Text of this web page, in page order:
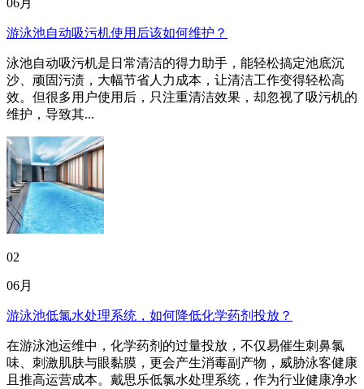
06月
游泳池自动吸污机使用后该如何维护？
泳池自动吸污机是日常清洁的得力助手，能轻松搞定池底沉
沙、顽固污渍，大幅节省人力成本，让清洁工作变得轻松高
效。但很多用户使用后，只注重清洁效果，却忽视了吸污机的
维护，导致其...
02
06月
游泳池低氯水处理系统，如何降低化学药剂投放？
在游泳池运维中，化学药剂的过量投放，不仅易催生刺鼻氯
味、刺激肌肤与眼黏膜，更会产生消毒副产物，威胁泳客健康
且推高运营成本。戴思乐低氯水处理系统，作为行业健康净水